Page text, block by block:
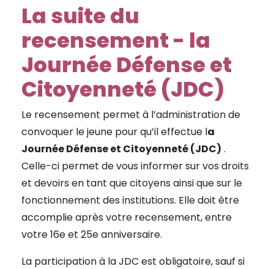
La suite du
recensement - la
Journée Défense et
Citoyenneté (JDC)
Le recensement permet à l’administration de
convoquer le jeune pour qu’il effectue la
Journée Défense et Citoyenneté (JDC) .
Celle-ci permet de vous informer sur vos droits
et devoirs en tant que citoyens ainsi que sur le
fonctionnement des institutions. Elle doit être
accomplie après votre recensement, entre
votre 16e et 25e anniversaire.
La participation à la JDC est obligatoire, sauf si